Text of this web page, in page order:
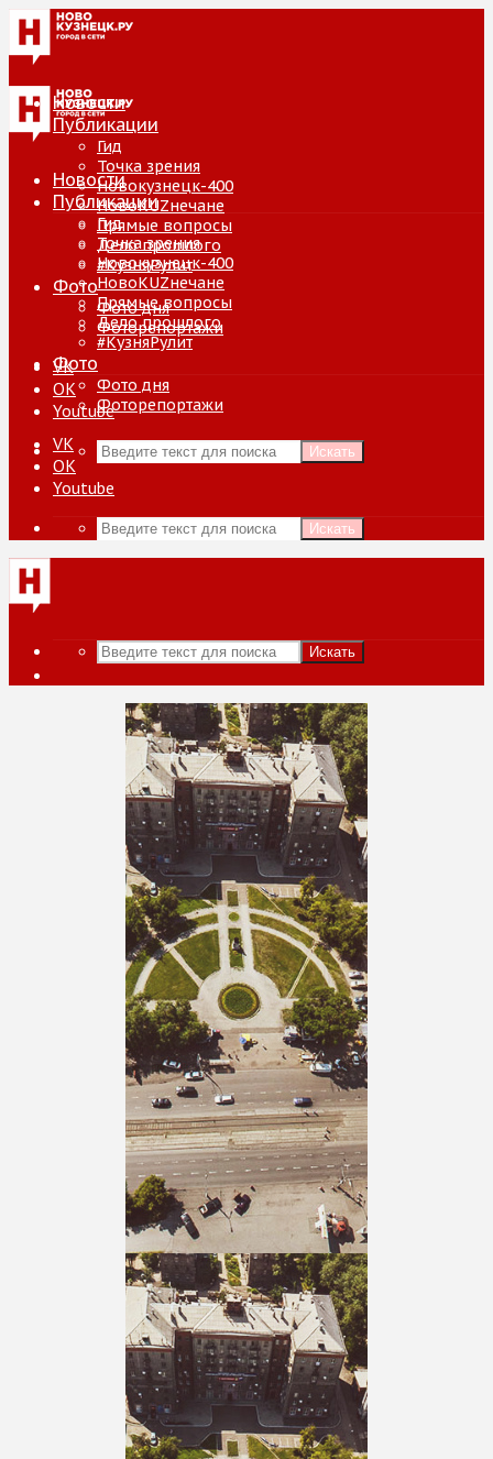
Новости
Публикации
Гид
Точка зрения
Новокузнецк-400
НовоKUZнечане
Прямые вопросы
Дело прошлого
#КузняРулит
Фото
Фото дня
Фоторепортажи
VK
ОК
Youtube
Искать
Новости
Публикации
Гид
Точка зрения
Новокузнецк-400
НовоKUZнечане
Прямые вопросы
Дело прошлого
#КузняРулит
Фото
Фото дня
Фоторепортажи
VK
ОК
Youtube
Искать
Искать